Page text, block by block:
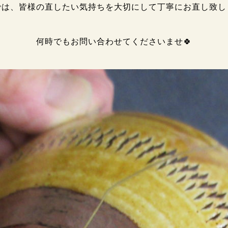
、皆様の直したい気持ちを大切にして丁寧にお直し致
何時でもお問い合わせてくださいませ🍀